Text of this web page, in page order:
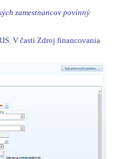
zamestnancov povinný
V časti Zdroj financovania